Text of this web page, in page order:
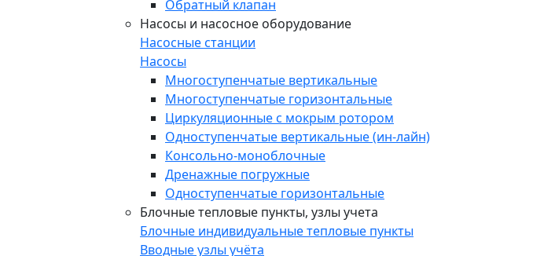
Обратный клапан
Насосы и насосное оборудование
Насосные станции
Насосы
Многоступенчатые вертикальные
Многоступенчатые горизонтальные
Циркуляционные с мокрым ротором
Одноступенчатые вертикальные (ин-лайн)
Консольно-моноблочные
Дренажные погружные
Одноступенчатые горизонтальные
Блочные тепловые пункты, узлы учета
Блочные индивидуальные тепловые пункты
Вводные узлы учёта